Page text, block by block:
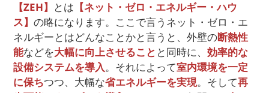
【ZEH】 とは 【ネット・ゼロ・エネルギー・ハウ
ス】 の略になります。ここで言うネット・ゼロ・エ
ネルギーとはどんなことかと言うと、外壁の断熱性
能などを大幅に向上させること と同時に、 効率的な
設備システムを導入。それによって室内環境を一定
に保ちつつ、大幅な省エネルギーを実現。そして再